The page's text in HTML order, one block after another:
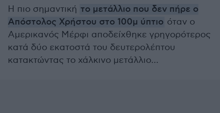
Η πιο σημαντική το μετάλλιο που δεν πήρε ο
Απόστολος Χρήστου στο 100μ ύπτιο όταν ο
Αμερικανός Μέρφι αποδείχθηκε γρηγορότερος
κατά δύο εκατοστά του δευτερολέπτου
κατακτώντας το χάλκινο μετάλλιο...